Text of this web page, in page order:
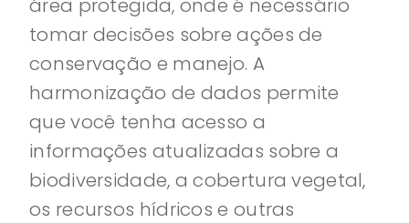
área protegida, onde é necessário
tomar decisões sobre ações de
conservação e manejo. A
harmonização de dados permite
que você tenha acesso a
informações atualizadas sobre a
biodiversidade, a cobertura vegetal,
os recursos hídricos e outras